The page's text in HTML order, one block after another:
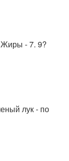
Жиры - 7. 9?
лук - по